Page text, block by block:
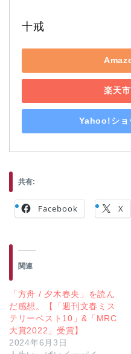
十戒
楽天
Yahoo!ショ
共有:
Facebook X
関連
「方舟 / 夕木春央」を読ん
だ感想。【「週刊文春ミス
テリーベスト10」&「MRC
大賞2022」受賞】
2024年6月3日